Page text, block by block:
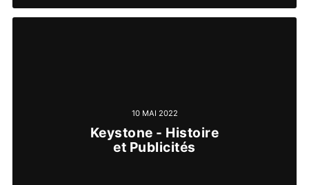
10 MAI 2022
Keystone - Histoire
et Publicités